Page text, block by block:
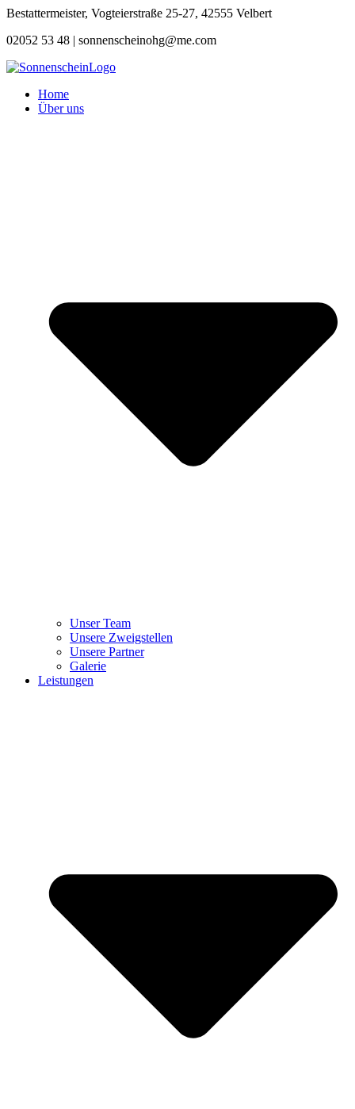
Zum
springen
Bestattermeister, Vogteierstraße 25-27, 42555 Velbert
02052 53 48 | sonnenscheinohg@me.com
Home
Über uns
Unser Team
Unsere Zweigstellen
Unsere Partner
Galerie
Leistungen